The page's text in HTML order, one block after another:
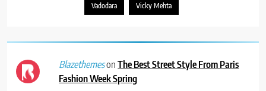
Vadodara Vicky Mehta
BlazethemesonThe Best Street Style From Paris
Fashion Week Spring